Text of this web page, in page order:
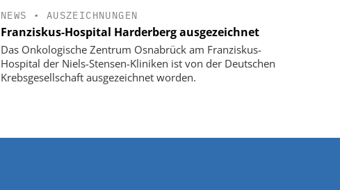
NEWS • AUSZEICHNUNGEN
Franziskus-Hospital Harderberg ausgezeichnet
Das Onkologische Zentrum Osnabrück am Franziskus-
Hospital der Niels-Stensen-Kliniken ist von der Deutschen
Krebsgesellschaft ausgezeichnet worden.